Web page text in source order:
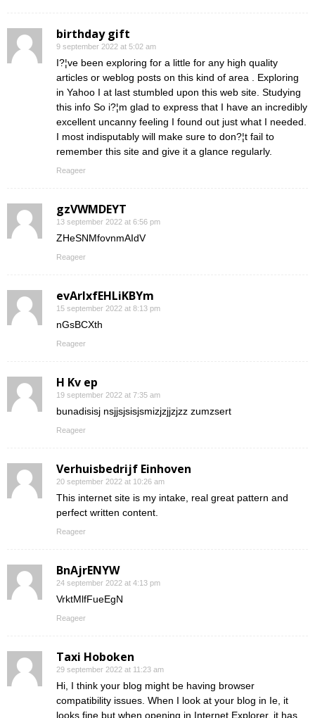
birthday gift
9 september 2022 at 5:02 am
I?¦ve been exploring for a little for any high quality
articles or weblog posts on this kind of area . Exploring
in Yahoo I at last stumbled upon this web site. Studying
this info So i?¦m glad to express that I have an incredibly
excellent uncanny feeling I found out just what I needed.
I most indisputably will make sure to don?¦t fail to
remember this site and give it a glance regularly.
Reageer
gzVWMDEYT
13 september 2022 at 6:56 pm
ZHeSNMfovnmAIdV
Reageer
evArIxfEHLiKBYm
15 september 2022 at 8:13 pm
nGsBCXth
Reageer
H Kv ep
19 september 2022 at 7:35 am
bunadisisj nsjjsjsisjsmizjzjjzjzz zumzsert
Reageer
Verhuisbedrijf Einhoven
20 september 2022 at 10:26 am
This internet site is my intake, real great pattern and
perfect written content.
Reageer
BnAjrENYW
24 september 2022 at 4:13 pm
VrktMlfFueEgN
Reageer
Taxi Hoboken
29 september 2022 at 11:23 am
Hi, I think your blog might be having browser
compatibility issues. When I look at your blog in Ie, it
looks fine but when opening in Internet Explorer, it has